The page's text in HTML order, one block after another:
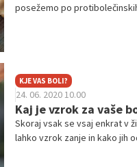
posežemo po
KJE VAS BOLI?
24. 06. 2020 10.00
Kaj je vzrok za vaše
Skoraj vsak se vsaj enkrat v
lahko vzrok zanje in kako jih